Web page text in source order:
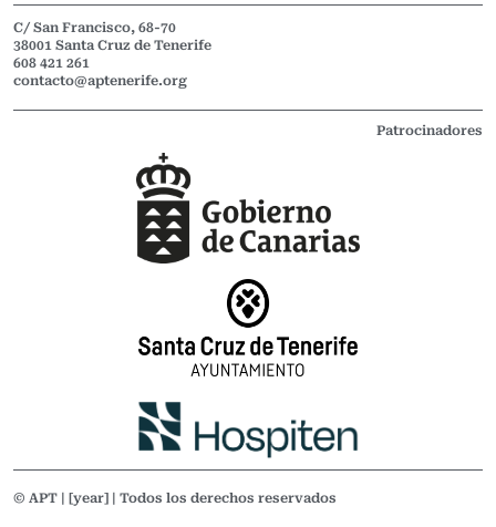
C/ San Francisco, 68-70
38001 Santa Cruz de Tenerife
608 421 261
contacto@aptenerife.org
Patrocinadores
© APT | [year] | Todos los derechos reservados